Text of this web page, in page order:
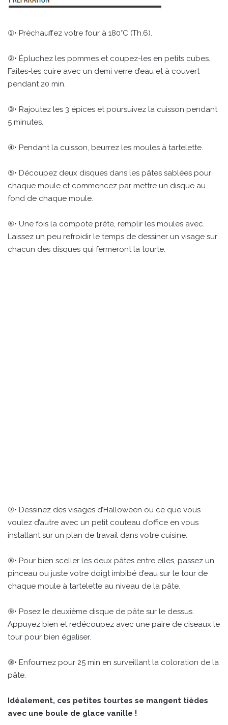
①• Préchauffez votre four à 180°C (Th.6).
②• Épluchez les pommes et coupez-les en petits cubes.
Faites-les cuire avec un demi verre d’eau et à couvert
pendant 20 min.
③• Rajoutez les 3 épices et poursuivez la cuisson pendant
5 minutes.
④• Pendant la cuisson, beurrez les moules à tartelette.
⑤• Découpez deux disques dans les pâtes sablées pour
chaque moule et commencez par mettre un disque au
fond de chaque moule.
⑥• Une fois la compote prête, remplir les moules avec.
Laissez un peu refroidir le temps de dessiner un visage sur
chacun des disques qui fermeront la tourte.
⑦• Dessinez des visages d’Halloween ou ce que vous
voulez d’autre avec un petit couteau d’office en vous
installant sur un plan de travail dans votre cuisine.
⑧• Pour bien sceller les deux pâtes entre elles, passez un
pinceau ou juste votre doigt imbibé d’eau sur le tour de
chaque moule à tartelette au niveau de la pâte.
⑨• Posez le deuxième disque de pâte sur le dessus.
Appuyez bien et redécoupez avec une paire de ciseaux le
tour pour bien égaliser.
⑩• Enfournez pour 25 min en surveillant la coloration de la
pâte.
Idéalement, ces petites tourtes se mangent tièdes
avec une boule de glace vanille !